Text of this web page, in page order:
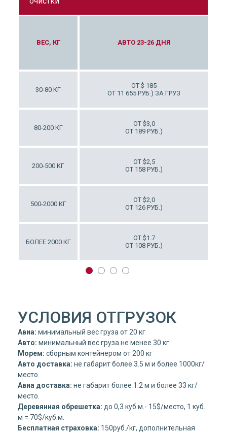
ВЕС, КГ
30-80 КГ
80-200 КГ
200-500 КГ
500-2000 КГ
БОЛЕЕ 2000 КГ
9-12 ДНЕЙ
378 РУБ.)
378 РУБ.)
АВТО 23-26 ДНЯ
ОТ $ 185
ОТ 11 655 РУБ.) ЗА ГРУЗ
ОТ $3,0
ОТ 189 РУБ.)
ОТ $2,5
ОТ 158 РУБ.)
ОТ $2,0
ОТ 126 РУБ.)
ОТ $1.7
ОТ 108 РУБ.)
УСЛОВИЯ ОТГРУЗОК
Авиа: минимальный вес груза от 20 кг
Авто: минимальный вес груза не менее 30 кг
Морем: сборным контейнером от 200 кг
Авто доставка: не габарит более 3.5 м и более 1000кг/
место.
Авиа доставка: не габарит более 1.2 м и более 33 кг/
место.
Деревянная обрешетка: до 0,3 куб.м.- 15$/место, 1 куб.
м = 70$/куб.м.
Бесплатная страховка: 150руб./кг, дополнительная